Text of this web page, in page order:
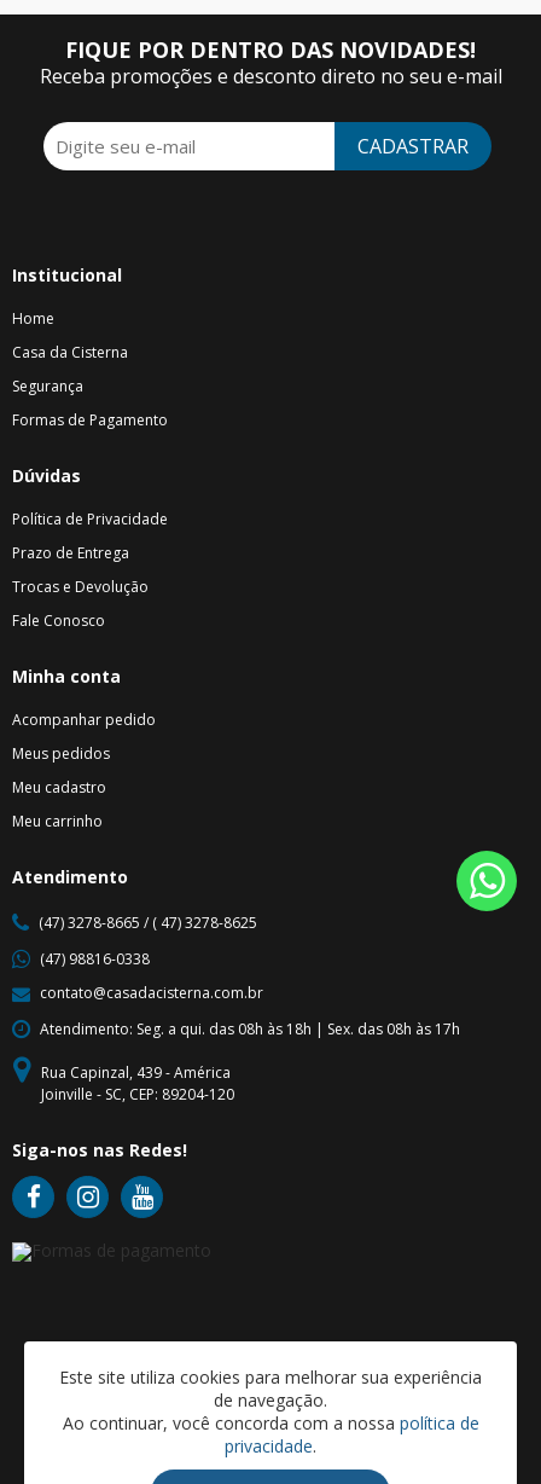
FIQUE POR DENTRO DAS NOVIDADES!
Receba promoções e desconto direto no seu e-mail
CADASTRAR
Institucional
Home
Casa da Cisterna
Segurança
Formas de Pagamento
Dúvidas
Política de Privacidade
Prazo de Entrega
Trocas e Devolução
Fale Conosco
Minha conta
Acompanhar pedido
Meus pedidos
Meu cadastro
Meu carrinho
Atendimento
(47) 3278-8665 / ( 47) 3278-8625
(47) 98816-0338
contato@casadacisterna.com.br
Atendimento: Seg. a qui. das 08h às 18h | Sex. das 08h às 17h
Rua Capinzal, 439 - América
Joinville - SC, CEP: 89204-120
Siga-nos nas Redes!
CASA DA CISTERNA COMERCIO VAREJISTA E INSTALACOES LTDA | CNPJ:
Este site utiliza cookies para melhorar sua experiência
de navegação.
Ao continuar, você concorda com a nossa política de
privacidade.